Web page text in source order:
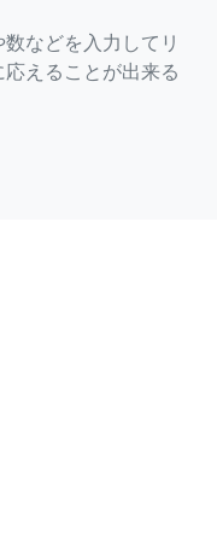
などを入力してリ
えることが出来る